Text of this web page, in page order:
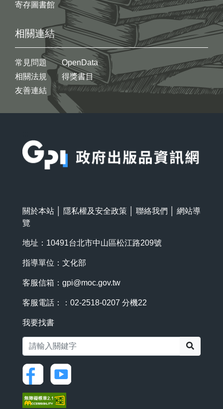
寄存圖書館
相關連結
常見問題
相關法規
友善連結
OpenData
得獎書目
關於本站 隱私權及安全政策 聯絡我們
網站導
覽
地址：10491台北市中山區松江路209號
指導單位：文化部
客服信箱： gpi@moc.gov.tw
客服電話：：02-2518-0207 分機22
我要找書